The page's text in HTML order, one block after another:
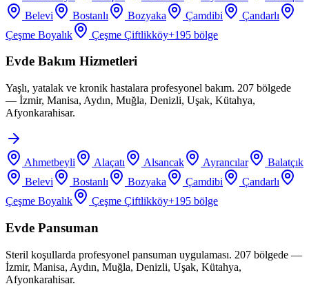
Belevi
Bostanlı Bozyaka Çamdibi
Çandarlı
Çeşme Boyalık
Çeşme Çiftlikköy+195 bölge
Evde Bakım Hizmetleri
Yaşlı, yatalak ve kronik hastalara profesyonel bakım. 207 bölgede
— İzmir, Manisa, Aydın, Muğla, Denizli, Uşak, Kütahya,
Afyonkarahisar.
Ahmetbeyli Alaçatı Alsancak Ayrancılar
Balatçık
Belevi
Bostanlı Bozyaka Çamdibi
Çandarlı
Çeşme Boyalık
Çeşme Çiftlikköy+195 bölge
Evde Pansuman
Steril koşullarda profesyonel pansuman uygulaması. 207 bölgede —
İzmir, Manisa, Aydın, Muğla, Denizli, Uşak, Kütahya,
Afyonkarahisar.